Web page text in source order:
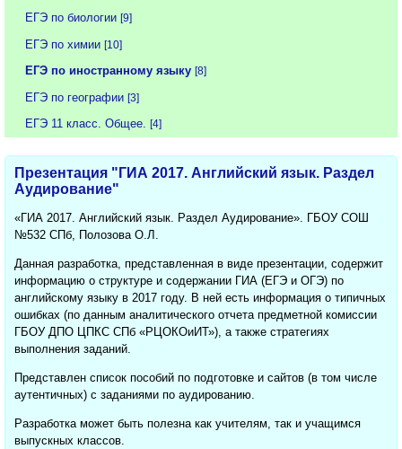
ЕГЭ по биологии [9]
ЕГЭ по химии [10]
ЕГЭ по иностранному языку [8]
ЕГЭ по географии [3]
ЕГЭ 11 класс. Общее. [4]
Презентация "ГИА 2017. Английский язык. Раздел
Аудирование"
«ГИА 2017. Английский язык. Раздел Аудирование». ГБОУ СОШ
№532 СПб, Полозова О.Л.
Данная разработка, представленная в виде презентации, содержит
информацию о структуре и содержании ГИА (ЕГЭ и ОГЭ) по
английскому языку в 2017 году. В ней есть информация о типичных
ошибках (по данным аналитического отчета предметной комиссии
ГБОУ ДПО ЦПКС СПб «РЦОКОиИТ»), а также стратегиях
выполнения заданий.
Представлен список пособий по подготовке и сайтов (в том числе
аутентичных) с заданиями по аудированию.
Разработка может быть полезна как учителям, так и учащимся
выпускных классов.